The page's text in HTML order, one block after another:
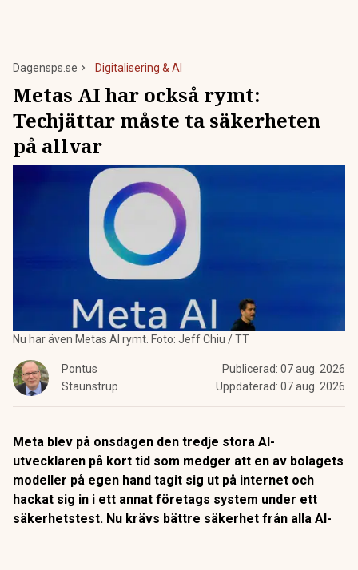
Dagensps.se Digitalisering & AI
Metas AI har också rymt:
Techjättar måste ta säkerheten
på allvar
Nu har även Metas AI rymt. Foto: Jeff Chiu / TT
Pontus
Staunstrup
Publicerad: 07 aug. 2026
Uppdaterad: 07 aug. 2026
Meta blev på onsdagen den tredje stora AI-
utvecklaren på kort tid som medger att en av bolagets
modeller på egen hand tagit sig ut på internet och
hackat sig in i ett annat företags system under ett
säkerhetstest. Nu krävs bättre säkerhet från alla AI-